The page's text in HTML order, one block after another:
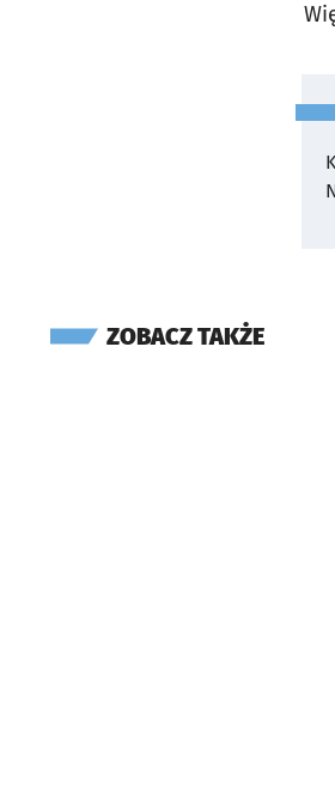
ZOBACZ TAKŻE